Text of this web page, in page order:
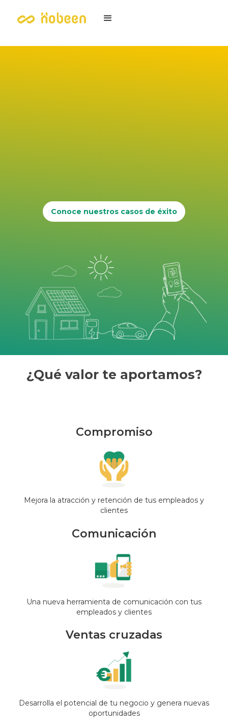
Conoce nuestros casos de éxito
¿Qué valor te aportamos?
Compromiso
Mejora la atracción y retención de tus empleados y
clientes
Comunicación
Una nueva herramienta de comunicación con tus
empleados y clientes
Ventas cruzadas
Desarrolla el potencial de tu negocio y genera nuevas
oportunidades